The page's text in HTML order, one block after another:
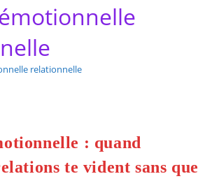
relationnelle
: quand
te vident sans que